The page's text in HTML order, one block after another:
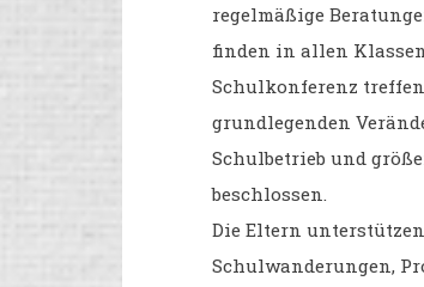
regelmäßige
finden in allen
Schulkonferenz
grundlegenden
Schulbetrieb und
beschlossen.
Die Eltern
Schulwanderungen,